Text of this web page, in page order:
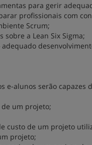
para gerir
profissionais com
Scrum;
a Lean Six Sigma;
e-alunos serão capazes
um projeto;
custo de um projeto
projeto;